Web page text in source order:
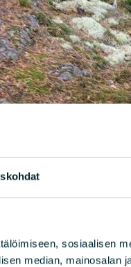
sosiaalisen
median, mainosalan